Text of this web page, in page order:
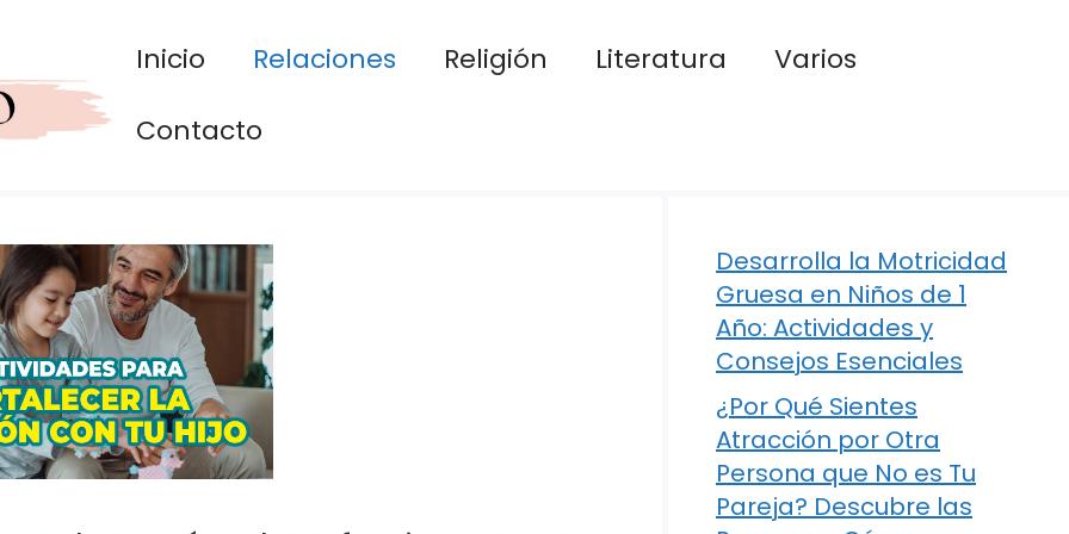
Inicio Relaciones Religión Literatura
Varios
Contacto
Desarrolla la Motricidad
Gruesa en Niños de 1
Año: Actividades y
Consejos Esenciales
¿Por Qué Sientes
Atracción por Otra
Persona que No es Tu
Pareja? Descubre las